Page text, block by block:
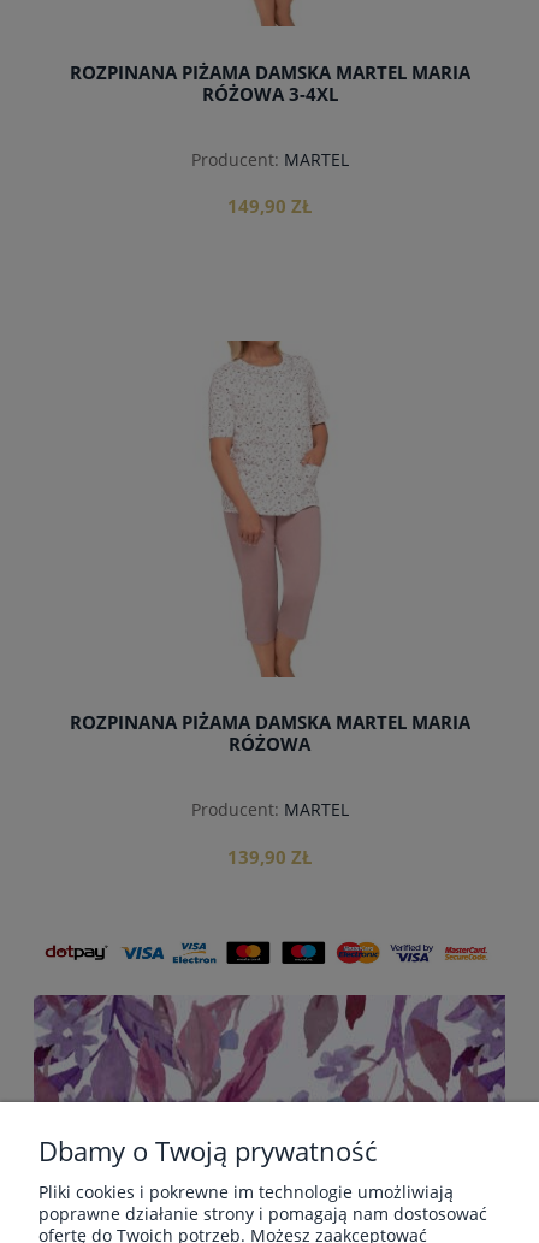
ROZPINANA PIŻAMA DAMSKA MARTEL MARIA
RÓŻOWA 3-4XL
Producent: MARTEL
149,90 ZŁ
do koszyka
ROZPINANA PIŻAMA DAMSKA MARTEL MARIA
RÓŻOWA
Producent: MARTEL
139,90 ZŁ
do koszyka
POMOC
Dbamy o Twoją prywatność
Pliki cookies i pokrewne im technologie umożliwiają
poprawne działanie strony i pomagają nam dostosować
ofertę do Twoich potrzeb. Możesz zaakceptować